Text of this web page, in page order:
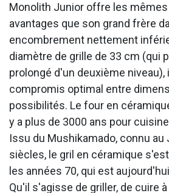
Monolith Junior offre les
avantages que son grand frère
encombrement nettement
diamètre de grille de 33 cm (qui
prolongé d'un deuxième niveau),
compromis optimal entre
possibilités. Le four en
y a plus de 3000 ans pour
Issu du Mushikamado, connu au
siècles, le gril en céramique
les années 70, qui est
Qu'il s'agisse de griller, de cuire